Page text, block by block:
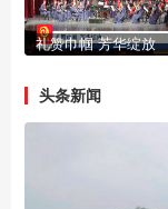
礼赞巾帼 芳华绽放
头条新闻